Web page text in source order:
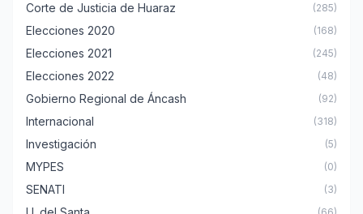
Corte de Justicia de Huaraz (285)
Elecciones 2020 (168)
Elecciones 2021 (245)
Elecciones 2022 (48)
Gobierno Regional de Áncash (92)
Internacional (318)
Investigación (5)
MYPES (0)
SENATI (3)